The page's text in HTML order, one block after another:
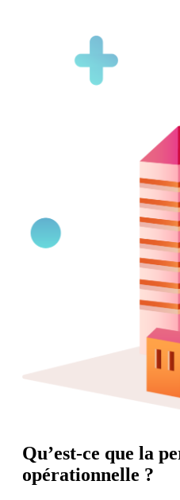
Qu’est-ce que la
opérationnelle ?